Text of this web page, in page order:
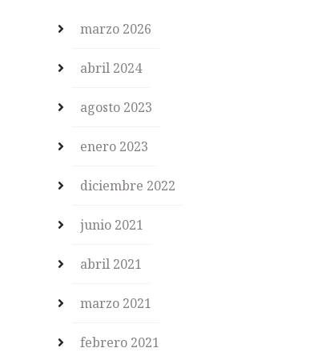
marzo 2026
abril 2024
agosto 2023
enero 2023
diciembre 2022
junio 2021
abril 2021
marzo 2021
febrero 2021